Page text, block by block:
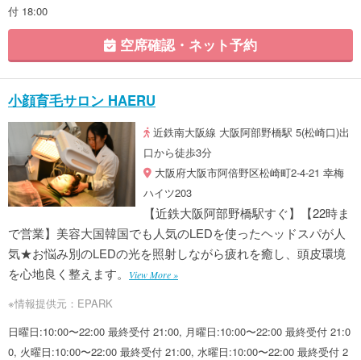
付 18:00
空席確認・ネット予約
小顔育毛サロン HAERU
近鉄南大阪線 大阪阿部野橋駅 5(松崎口)出
口から徒歩3分
大阪府大阪市阿倍野区松崎町2-4-21 幸梅
ハイツ203
【近鉄大阪阿部野橋駅すぐ】【22時ま
で営業】美容大国韓国でも人気のLEDを使ったヘッドスパが人
気★お悩み別のLEDの光を照射しながら疲れを癒し、頭皮環境
を心地良く整えます。
View More »
※情報提供元：EPARK
日曜日:10:00〜22:00 最終受付 21:00, 月曜日:10:00〜22:00 最終受付 21:0
0, 火曜日:10:00〜22:00 最終受付 21:00, 水曜日:10:00〜22:00 最終受付 2